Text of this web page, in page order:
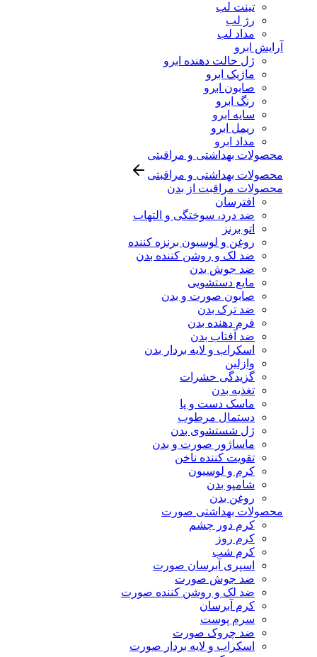
تینت لب
رژ لب
مداد لب
آرایش ابرو
ژل حالت دهنده ابرو
ماژیک ابرو
صابون ابرو
رنگ ابرو
سایه ابرو
ریمل ابرو
مداد ابرو
محصولات بهداشتی و مراقبتی
محصولات بهداشتی و مراقبتی
محصولات مراقبت از بدن
افترسان
ضد درد، سوختگی و التهاب
اتو برنز
روغن و لوسیون برنزه کننده
ضد لک و روشن کننده بدن
ضد جوش بدن
مایع دستشویی
صابون صورت و بدن
ضد ترک بدن
فرم دهنده بدن
ضد آفتاب بدن
اسکراب و لایه بردار بدن
وازلین
گزیدگی حشرات
تغذیه بدن
ماسک دست و پا
دستمال مرطوب
ژل شستشوی بدن
ماساژور صورت و بدن
تقویت کننده ناخن
کرم و لوسیون
شامپو بدن
روغن بدن
محصولات بهداشتی صورت
کرم دور چشم
کرم روز
کرم شب
اسپری آبرسان صورت
ضد جوش صورت
ضد لک و روشن کننده صورت
کرم آبرسان
سرم پوست
ضد چروک صورت
اسکراب و لایه بردار صورت